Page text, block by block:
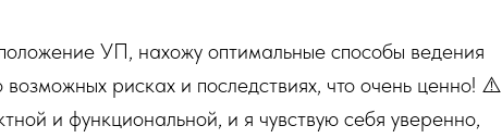
УП, нахожу оптимальные способы ведения
рисках и последствиях, что очень ценно! ⚠️
и функциональной, и я чувствую себя уверенно,